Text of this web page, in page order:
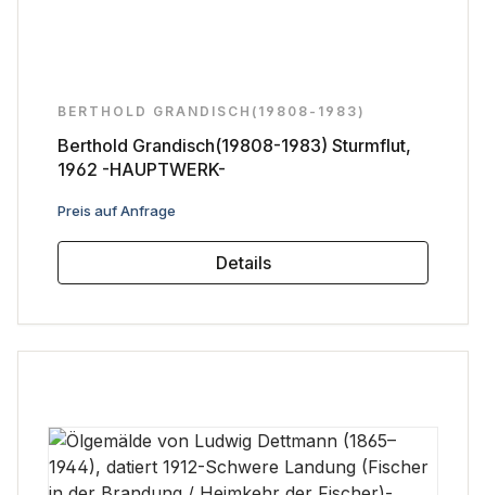
BERTHOLD GRANDISCH(19808-1983)
Berthold Grandisch(19808-1983) Sturmflut,
1962 -HAUPTWERK-
Regulärer Preis:
Preis auf Anfrage
Details